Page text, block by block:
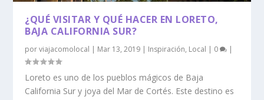
¿QUÉ VISITAR Y QUÉ HACER EN LORETO,
BAJA CALIFORNIA SUR?
porviajacomolocal | Mar 13, 2019 | Inspiración, Local | 0 |
Loreto es uno de los pueblos mágicos de Baja
California Sur y joya del Mar de Cortés. Este destino es